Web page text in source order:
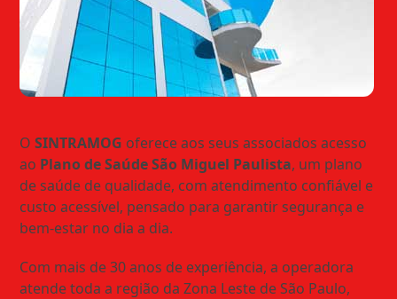
OSINTRAMOG oferece aos seus associados acesso
ao Plano de Saúde São Miguel Paulista, um plano
de saúde de qualidade, com atendimento confiável e
custo acessível, pensado para garantir segurança e
bem-estar no dia a dia.
Com mais de 30 anos de experiência, a operadora
atende toda a região da Zona Leste de São Paulo,